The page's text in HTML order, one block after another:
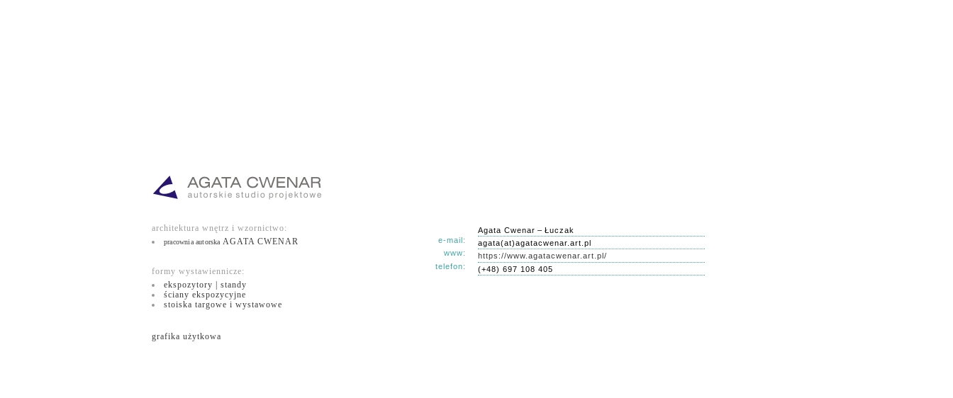
architektura wnętrz i wzornictwo:
pracownia autorska AGATA CWENAR
formy wystawiennicze:
ekspozytory | standy
ściany ekspozycyjne
stoiska targowe i wystawowe
grafika użytkowa
Agata Cwenar – Łuczak
e-mail:
agata­(at)­agata​cwenar​.​art​.​pl
www:
https://www.agatacwenar.art.pl/
telefon:
(+48) 697 108 405